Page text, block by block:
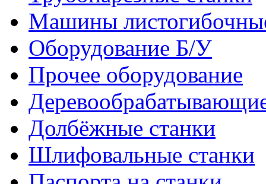
Машины
Оборудование Б/У
Прочее оборудование
Долбёжные станки
Шлифовальные станки